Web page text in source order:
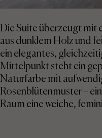
Die Suite überzeugt mit
aus dunklem Holz und
ein elegantes,
Mittelpunkt steht ein
Naturfarbe mit
Rosenblütenmuster –
Raum eine weiche,